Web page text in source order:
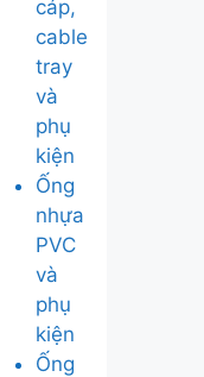
cáp,
cable
tray
và
phụ
kiện
Ống
nhựa
PVC
và
phụ
kiện
Ống